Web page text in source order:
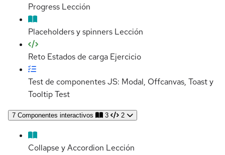
Progress Lección
Placeholders y spinners Lección
Reto Estados de carga Ejercicio
Test de componentes JS: Modal, Offcanvas, Toast y
TooltipTest
7 Componentes interactivos 3 2
Collapse y Accordion Lección